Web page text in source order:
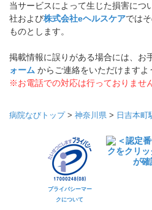
当サービスによって生じた損害につ
社および株式会社eヘルスケアでは
ものとします。
掲載情報に誤りがある場合には、お
ォーム からご連絡をいただけますよ
※お電話での対応は行っておりませ
病院なびトップ> 神奈川県 > 日吉本町
プライバシーマー
クについて